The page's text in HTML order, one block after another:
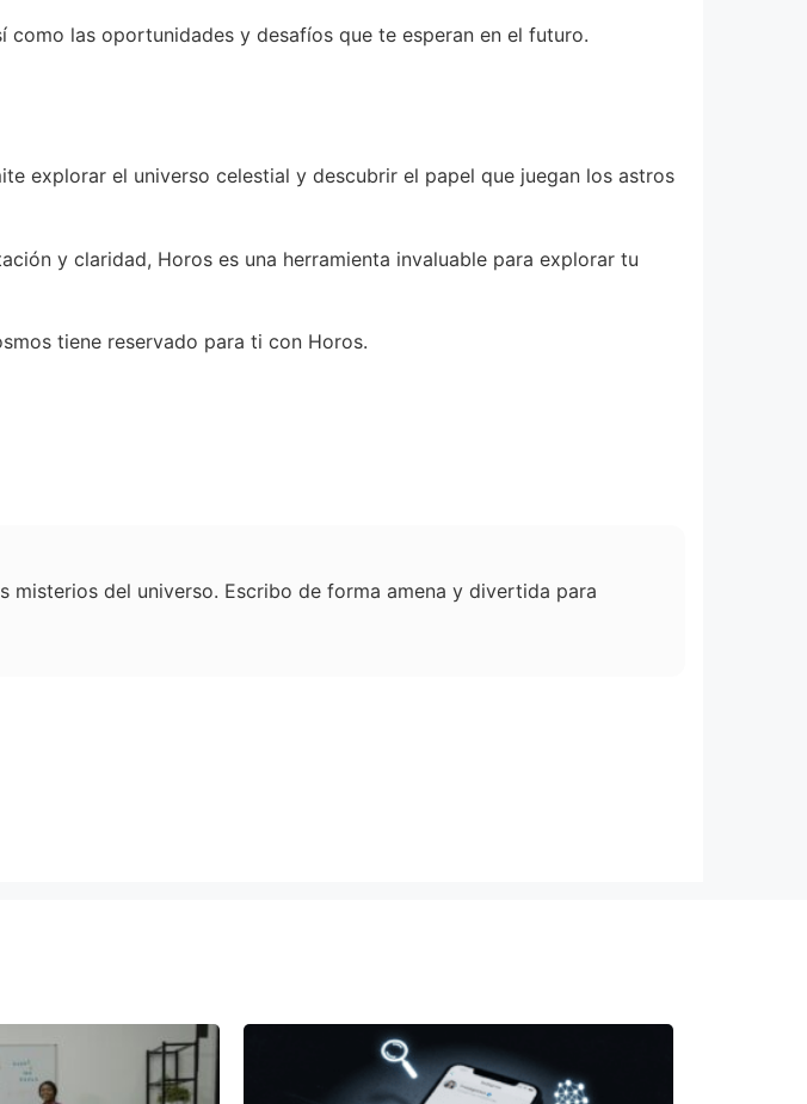
las oportunidades y desafíos que te esperan en el futuro.
explorar el universo celestial y descubrir el papel que juegan los astros
y claridad, Horos es una herramienta invaluable para explorar tu
tiene reservado para ti con Horos.
misterios del universo. Escribo de forma amena y divertida para